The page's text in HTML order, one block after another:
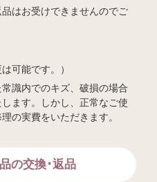
はお受けできませんのでご
可能です。）
識内でのキズ、破損の場合
ます。しかし、正常なご使
の実費をいただきます。
の交換･返品